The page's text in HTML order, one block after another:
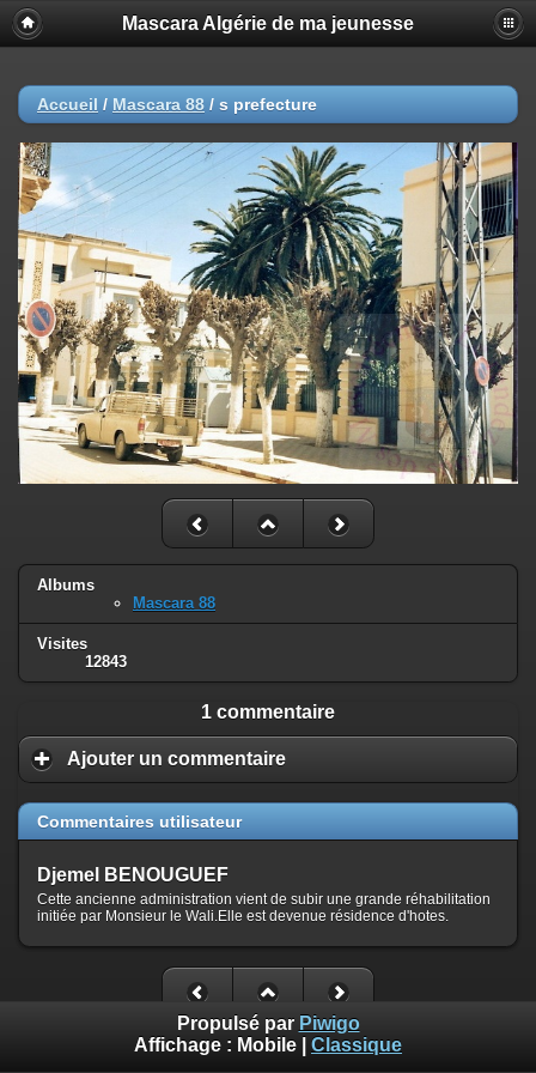
Mascara Algérie de ma jeunesse
Accueil / Mascara 88 / s prefecture
Albums
Mascara 88
Visites
12843
1 commentaire
Ajouter un commentaire
Commentaires utilisateur
Djemel BENOUGUEF
Cette ancienne administration vient de subir une grande réhabilitation
initiée par Monsieur le Wali.Elle est devenue résidence d'hotes.
Propulsé par Piwigo
Affichage : Mobile Classique